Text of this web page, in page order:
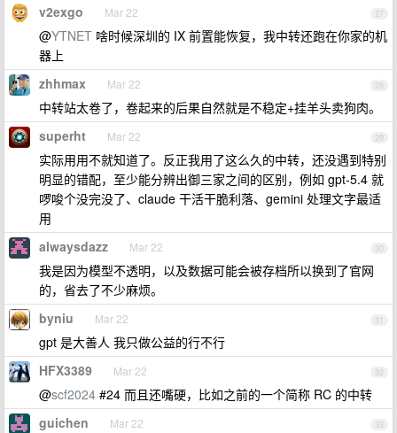
27
v2exgo Mar 22
@YTNET 啥时候深圳的 IX 前置能恢复，我中转还跑在你家的机
器上
28
zhhmax Mar 22
中转站太卷了，卷起来的后果自然就是不稳定+挂羊头卖狗肉。
29
superht Mar 22
实际用用不就知道了。反正我用了这么久的中转，还没遇到特别
明显的错配，至少能分辨出御三家之间的区别，例如 gpt-5.4 就
啰唆个没完没了、claude 干活干脆利落、gemini 处理文字最适
用
30
alwaysdazz Mar 22
我是因为模型不透明，以及数据可能会被存档所以换到了官网
的，省去了不少麻烦。
31
byniu Mar 22
gpt 是大善人 我只做公益的行不行
32
HFX3389 Mar 22
@scf2024 #24 而且还嘴硬，比如之前的一个简称 RC 的中转
33
guichen Mar 22